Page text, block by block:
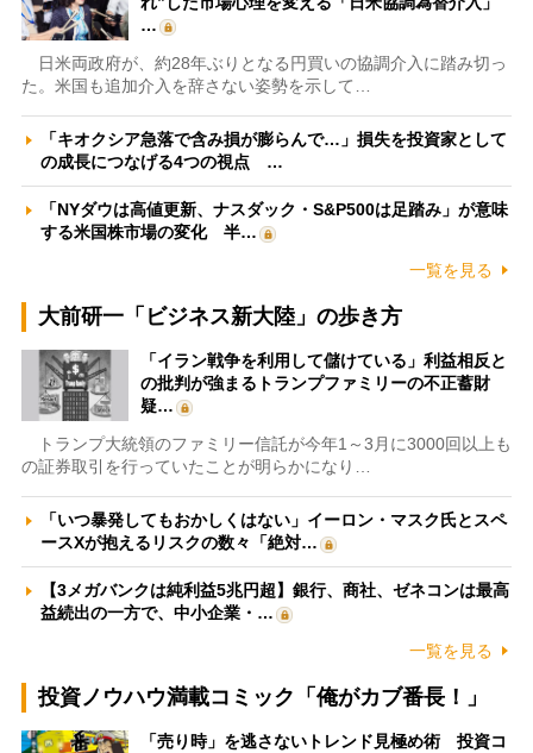
…
日米両政府が、約28年ぶりとなる円買いの協調介入に踏み切っ
た。米国も追加介入を辞さない姿勢を示して…
「キオクシア急落で含み損が膨らんで…」損失を投資家として
の成長につなげる4つの視点 …
「NYダウは高値更新、ナスダック・S&P500は足踏み」が意味
する米国株市場の変化 半…
一覧を見る
大前研一「ビジネス新大陸」の歩き方
「イラン戦争を利用して儲けている」利益相反と
の批判が強まるトランプファミリーの不正蓄財
疑…
トランプ大統領のファミリー信託が今年1～3月に3000回以上も
の証券取引を行っていたことが明らかになり…
「いつ暴発してもおかしくはない」イーロン・マスク氏とスペ
ースXが抱えるリスクの数々「絶対…
【3メガバンクは純利益5兆円超】銀行、商社、ゼネコンは最高
益続出の一方で、中小企業・…
一覧を見る
投資ノウハウ満載コミック「俺がカブ番長！」
「売り時」を逃さないトレンド見極め術 投資コ